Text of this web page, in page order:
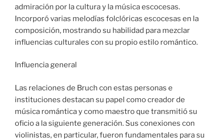
admiración por la cultura y la música escocesas.
Incorporó varias melodías folclóricas escocesas en la
composición, mostrando su habilidad para mezclar
influencias culturales con su propio estilo romántico.
Influencia general
Las relaciones de Bruch con estas personas e
instituciones destacan su papel como creador de
música romántica y como maestro que transmitió su
oficio a la siguiente generación. Sus conexiones con
violinistas, en particular, fueron fundamentales para su